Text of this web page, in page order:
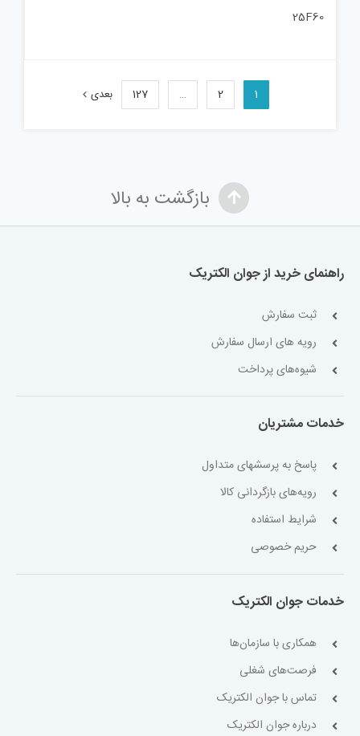
25F60
1
2
…
127 بعدی
بازگشت به بالا
راهنمای خرید از جوان الکتریک
ثبت سفارش
رویه های ارسال سفارش
شیوه‌های پرداخت
خدمات مشتریان
پاسخ به پرسشهای متداول
رویه‌های بازگردانی کالا
شرایط استفاده
حریم خصوصی
خدمات جوان الکتریک
همکاری با سازمان‌ها
فرصت‌های شغلی
تماس با جوان الکتریک
درباره جوان الکتریک